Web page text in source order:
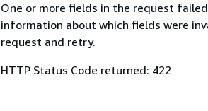
One or more fields in the request
information about which fields were
request and retry.
HTTP Status Code returned: 422